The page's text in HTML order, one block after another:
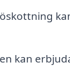
kan